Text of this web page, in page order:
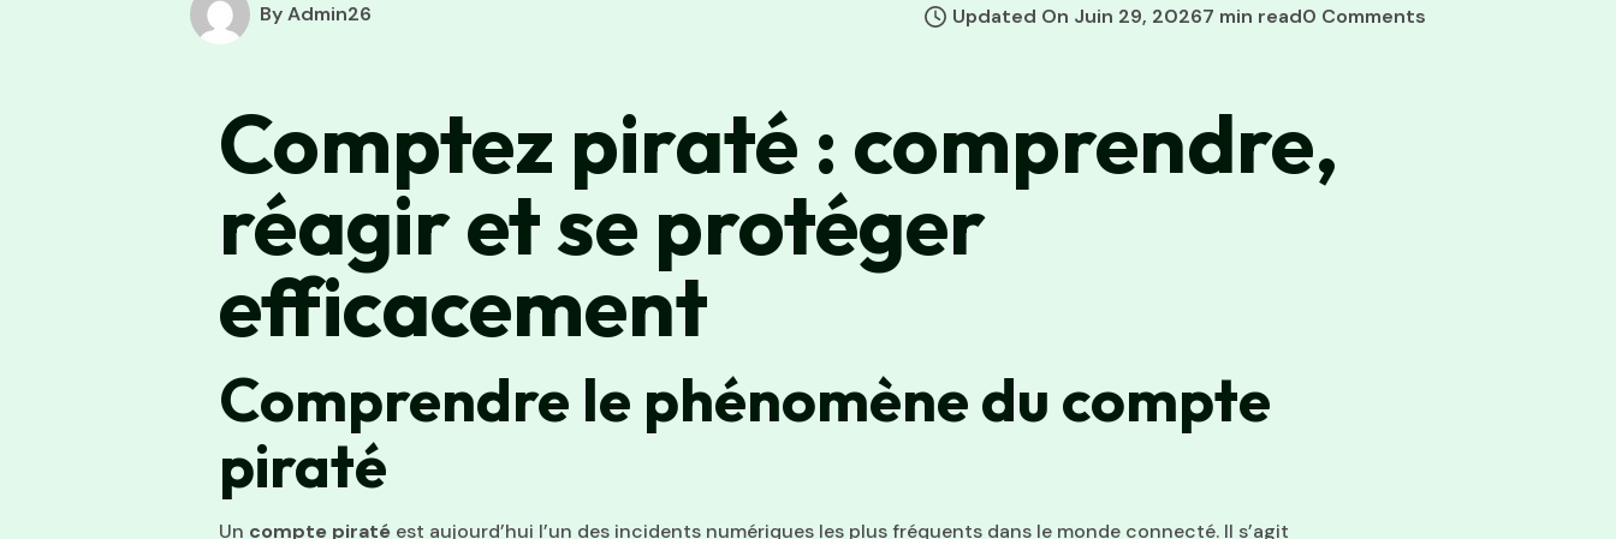
By Admin26 Updated On Juin 29, 20267 min read0 Comments
Comptez piraté : comprendre,
réagir et se protéger
efficacement
Comprendre le phénomène du compte
piraté
Un compte piraté est aujourd’hui l’un des incidents numériques les plus fréquents dans le monde connecté. Il s’agit